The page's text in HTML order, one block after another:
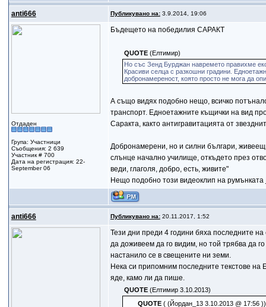
anti666 Публикувано на:3.9.2014, 19:06
Отдаден
Група: Участници
Съобщения: 2 639
Участник # 700
Дата на регистрация: 22-
September 06
Бъдещето на победилия САРАКТ
QUOTE (Елтимир)
Но със Зенд Бурджан навремето правихме
Красиви селца с разкошни градини.
добронамереност, която просто не мога да
А също видях подобно нещо, всичко
транспорт. Едноетажните къщички на вид
Саракта, както антигравитацията от
Добронамерени, но и силни българи,
слънце начално училище, откъдето през
веди, глаголя, добро, есть, живите"
Нещо подобно този видеоклип на румънката
anti666 Публикувано на:20.11.2017, 1:52
Тези дни преди 4 години бяха последните
да доживеем да го видим, но той трябва да
настанило се в свещените ни земи.
Нека си припомним последните текстове на
яде, камо ли да пише.
QUOTE (Eлтимир 3.10.2013)
QUOTE( (Йордан_13 3.10.2013 @ 17:56 ))